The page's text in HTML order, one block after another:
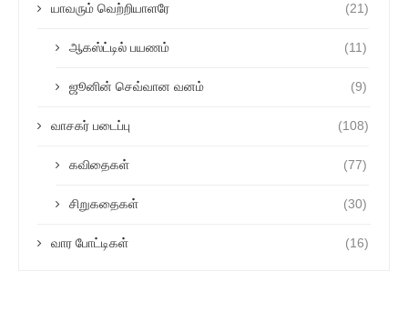
யாவரும் வெற்றியாளரே (21)
ஆகஸ்ட்டில் பயணம் (11)
ஜூனின் செவ்வான வனம் (9)
வாசகர் படைப்பு (108)
கவிதைகள் (77)
சிறுகதைகள் (30)
வார போட்டிகள் (16)